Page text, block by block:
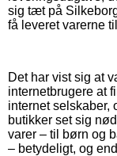
sig tæt på
få leveret varerne
Det har vist sig at
internetbrugere at
internet selskaber,
butikker set sig
varer – til børn og
– betydeligt, og